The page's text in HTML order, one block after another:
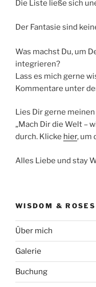
Die Liste ließe sich
Der Fantasie sind
Was machst Du, um
integrieren?
Lass es mich gerne
Kommentare unter
Lies Dir gerne
„Mach Dir die Welt –
durch. Klicke hier, um
Alles Liebe und stay
WISDOM & ROSES
Über mich
Galerie
Buchung